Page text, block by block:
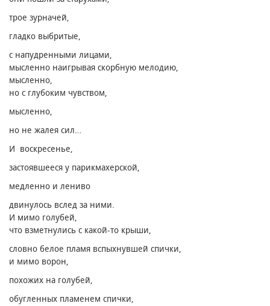
трое зурначей,
гладко выбритые,
с напудренными лицами,
мысленно наигрывая скорбную мелодию,
мысленно,
но с глубоким чувством,
мысленно,
но не жалея сил…
И воскресенье,
застоявшееся у парикмахерской,
медленно и лениво
двинулось вслед за ними.
И мимо голубей,
что взметнулись с какой-то крыши,
словно белое пламя вспыхнувшей спички,
и мимо ворон,
похожих на голубей,
обугленных пламенем спички,